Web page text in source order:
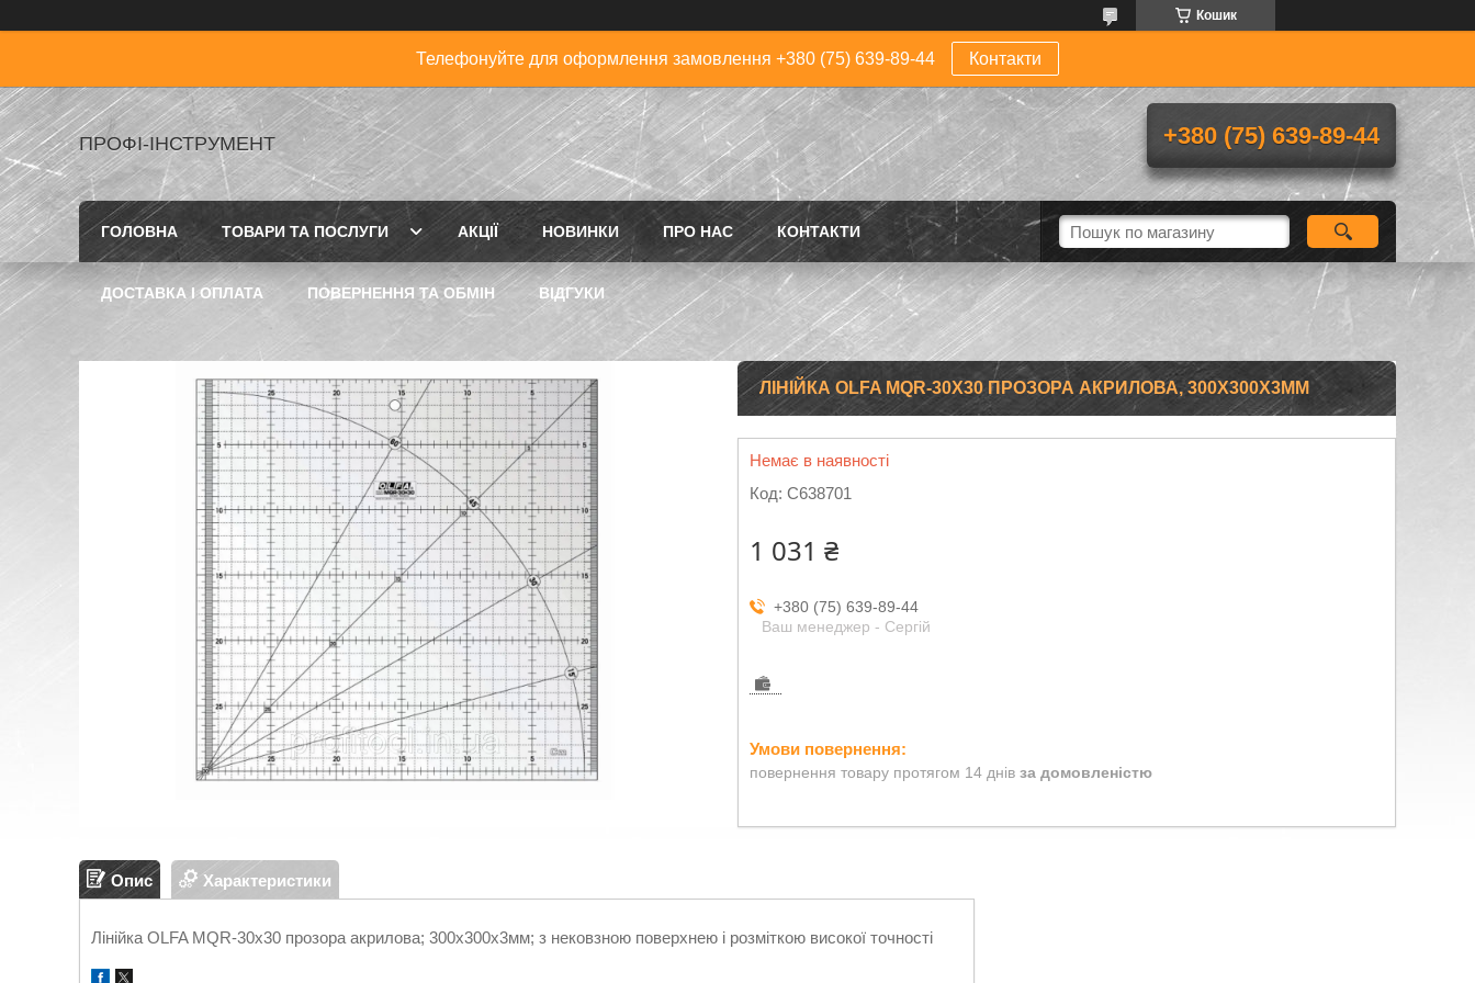
Кошик
Телефонуйте для оформлення замовлення +380 (75) 639-89-44 Контакти
ПРОФІ-ІНСТРУМЕНТ +380 (75) 639-89-44
ГОЛОВНА ТОВАРИ ТА ПОСЛУГИ АКЦІЇ НОВИНКИ ПРО НАС КОНТАКТИ
ДОСТАВКА І ОПЛАТА ПОВЕРНЕННЯ ТА ОБМІН ВІДГУКИ
ЛІНІЙКА OLFA MQR-30X30 ПРОЗОРА АКРИЛОВА, 300Х300Х3ММ
Немає в наявності
Код: C638701
1 031 ₴
+380 (75) 639-89-44
Ваш менеджер - Сергій
повернення товару протягом 14 днів за домовленістю
Опис Характеристики
Лінійка OLFA MQR-30x30 прозора акрилова; 300х300х3мм; з нековзною поверхнею і розміткою високої точності